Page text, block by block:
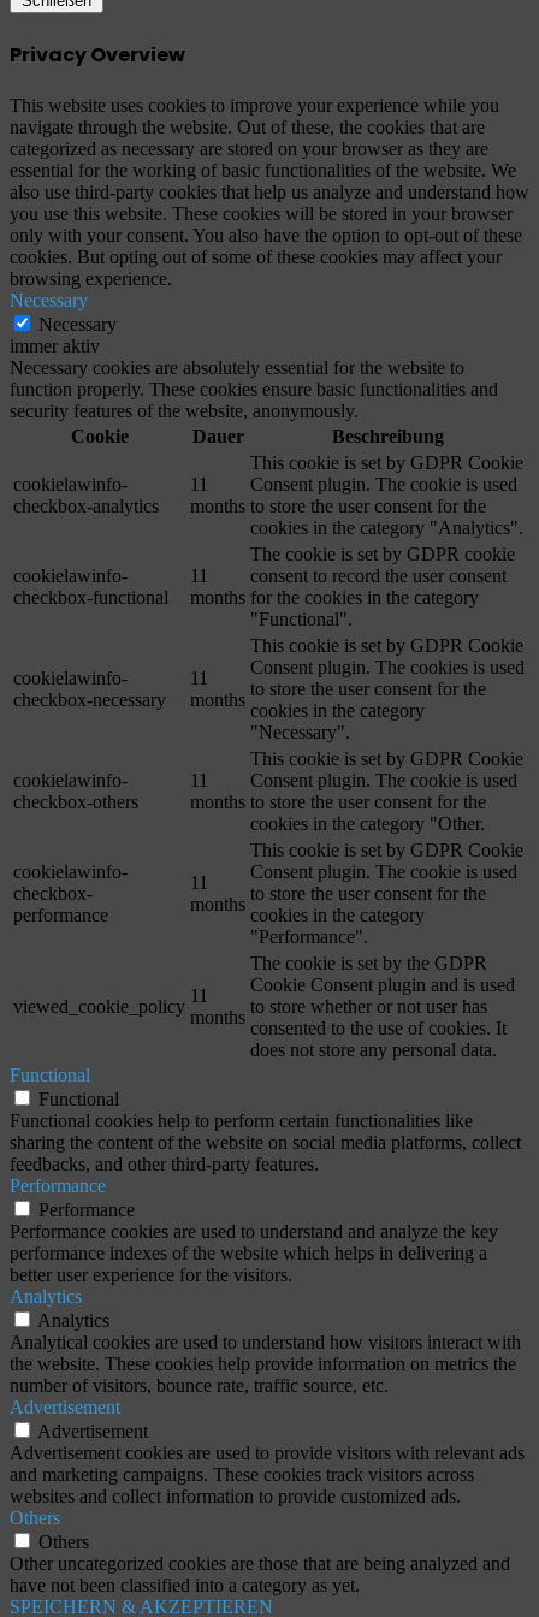
Privacy Overview
This website uses cookies to improve your experience while you
navigate through the website. Out of these, the cookies that are
categorized as necessary are stored on your browser as they are
essential for the working of basic functionalities of the website. We
also use third-party cookies that help us analyze and understand how
you use this website. These cookies will be stored in your browser
only with your consent. You also have the option to opt-out of these
cookies. But opting out of some of these cookies may affect your
browsing experience.
Necessary
Necessary
immer aktiv
Necessary cookies are absolutely essential for the website to
function properly. These cookies ensure basic functionalities and
security features of the website, anonymously.
Cookie
Dauer Beschreibung
cookielawinfo-
checkbox-analytics
11
months
This cookie is set by GDPR Cookie
Consent plugin. The cookie is used
to store the user consent for the
cookies in the category "Analytics".
cookielawinfo-
checkbox-functional
11
months
The cookie is set by GDPR cookie
consent to record the user consent
for the cookies in the category
"Functional".
cookielawinfo-
checkbox-necessary
11
months
This cookie is set by GDPR Cookie
Consent plugin. The cookies is used
to store the user consent for the
cookies in the category
"Necessary".
cookielawinfo-
checkbox-others
11
months
This cookie is set by GDPR Cookie
Consent plugin. The cookie is used
to store the user consent for the
cookies in the category "Other.
cookielawinfo-
checkbox-
performance
11
months
This cookie is set by GDPR Cookie
Consent plugin. The cookie is used
to store the user consent for the
cookies in the category
"Performance".
viewed_cookie_policy
11
months
The cookie is set by the GDPR
Cookie Consent plugin and is used
to store whether or not user has
consented to the use of cookies. It
does not store any personal data.
Functional
Functional
Functional cookies help to perform certain functionalities like
sharing the content of the website on social media platforms, collect
feedbacks, and other third-party features.
Performance
Performance
Performance cookies are used to understand and analyze the key
performance indexes of the website which helps in delivering a
better user experience for the visitors.
Analytics
Analytics
Analytical cookies are used to understand how visitors interact with
the website. These cookies help provide information on metrics the
number of visitors, bounce rate, traffic source, etc.
Advertisement
Advertisement
Advertisement cookies are used to provide visitors with relevant ads
and marketing campaigns. These cookies track visitors across
websites and collect information to provide customized ads.
Others
Others
Other uncategorized cookies are those that are being analyzed and
have not been classified into a category as yet.
SPEICHERN & AKZEPTIEREN